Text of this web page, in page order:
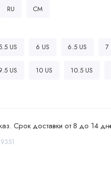
Срок доставки от 8 до 14
RU CM
US 6 US 6.5 US 7
US 10 US 10.5 US